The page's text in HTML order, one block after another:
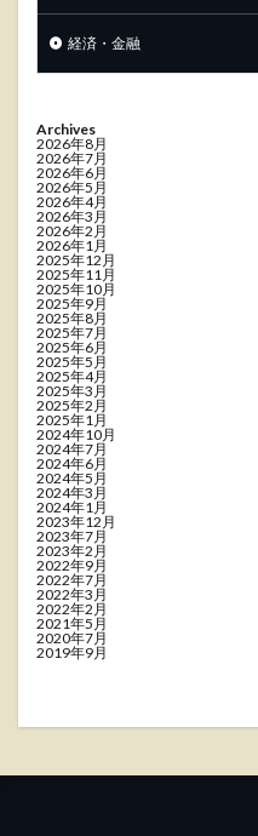
経済・金融
Archives
2026年8月
2026年7月
2026年6月
2026年5月
2026年4月
2026年3月
2026年2月
2026年1月
2025年12月
2025年11月
2025年10月
2025年9月
2025年8月
2025年7月
2025年6月
2025年5月
2025年4月
2025年3月
2025年2月
2025年1月
2024年10月
2024年7月
2024年6月
2024年5月
2024年3月
2024年1月
2023年12月
2023年7月
2023年2月
2022年9月
2022年7月
2022年3月
2022年2月
2021年5月
2020年7月
2019年9月